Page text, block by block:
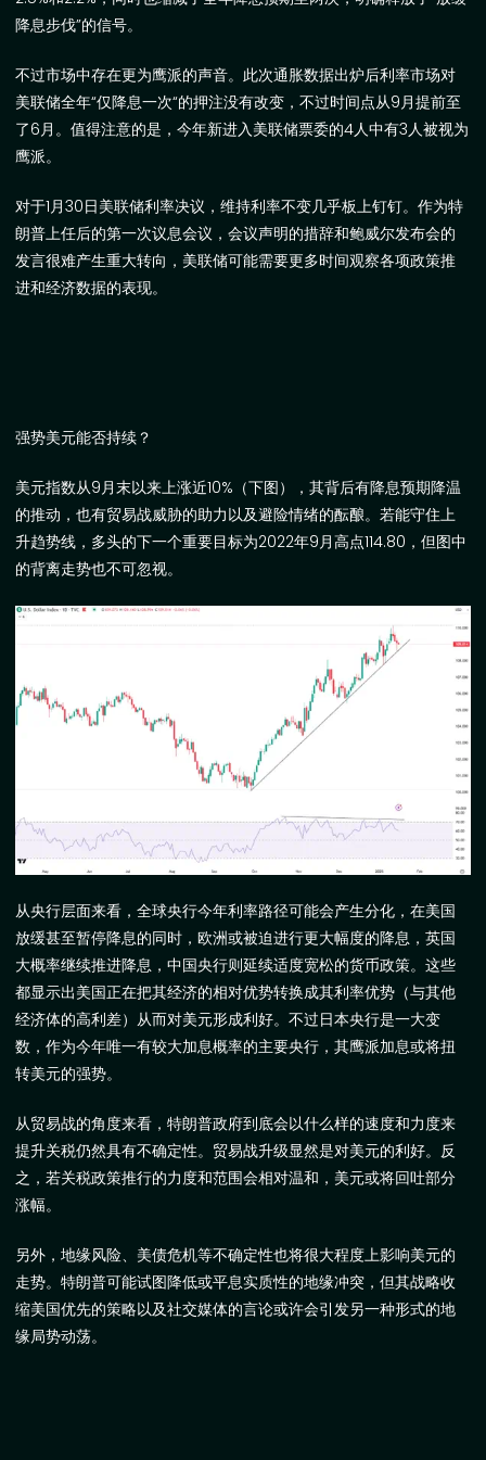
降息步伐”的信号。
不过市场中存在更为鹰派的声音。此次通胀数据出炉后利率市场对
美联储全年“仅降息一次“的押注没有改变，不过时间点从9月提前至
了6月。值得注意的是，今年新进入美联储票委的4人中有3人被视为
鹰派。
对于1月30日美联储利率决议，维持利率不变几乎板上钉钉。作为特
朗普上任后的第一次议息会议，会议声明的措辞和鲍威尔发布会的
发言很难产生重大转向，美联储可能需要更多时间观察各项政策推
进和经济数据的表现。
强势美元能否持续？
美元指数从9月末以来上涨近10% （下图），其背后有降息预期降温
的推动，也有贸易战威胁的助力以及避险情绪的酝酿。若能守住上
升趋势线，多头的下一个重要目标为2022年9月高点114.80 ，但图中
的背离走势也不可忽视。
从央行层面来看，全球央行今年利率路径可能会产生分化，在美国
放缓甚至暂停降息的同时，欧洲或被迫进行更大幅度的降息，英国
大概率继续推进降息，中国央行则延续适度宽松的货币政策。这些
都显示出美国正在把其经济的相对优势转换成其利率优势（与其他
经济体的高利差）从而对美元形成利好。不过日本央行是一大变
数，作为今年唯一有较大加息概率的主要央行，其鹰派加息或将扭
转美元的强势。
从贸易战的角度来看，特朗普政府到底会以什么样的速度和力度来
提升关税仍然具有不确定性。贸易战升级显然是对美元的利好。反
之，若关税政策推行的力度和范围会相对温和，美元或将回吐部分
涨幅。
另外，地缘风险、美债危机等不确定性也将很大程度上影响美元的
走势。特朗普可能试图降低或平息实质性的地缘冲突，但其战略收
缩美国优先的策略以及社交媒体的言论或许会引发另一种形式的地
缘局势动荡。